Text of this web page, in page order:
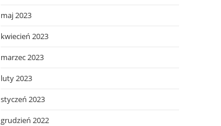
maj 2023
kwiecień 2023
marzec 2023
luty 2023
styczeń 2023
grudzień 2022